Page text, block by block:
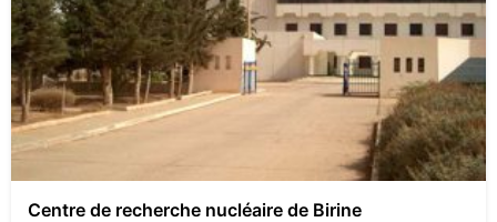
Centre de recherche nucléaire de Birine